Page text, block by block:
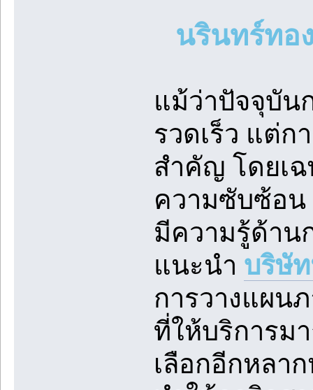
นรินทร์ทอ
แม้ว่าปัจจุบัน
รวดเร็ว แต่
สำคัญ โดยเ
ความซับซ้อ
มีความรู้ด้าน
แนะนำ บริษั
การวางแผน
ที่ให้บริการม
เลือกอีกหลา